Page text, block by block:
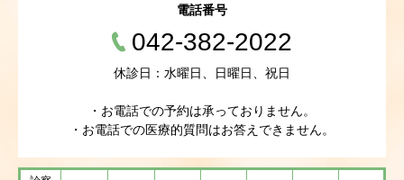
電話番号
042-382-2022
休診日：水曜日、日曜日、祝日
・お電話での予約は承っておりません。
・お電話での医療的質問はお答えできません。